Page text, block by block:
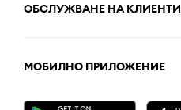
ОБСЛУЖВАНЕ НА КЛИЕНТИ
МОБИЛНО ПРИЛОЖЕНИЕ